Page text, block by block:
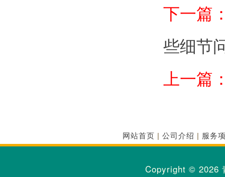
下一篇
些细节
上一篇
网站首页 | 公司介绍 | 服务
Copyright © 2026